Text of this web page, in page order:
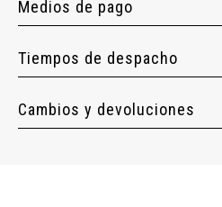
Medios de pago
Tiempos de despacho
Cambios y devoluciones